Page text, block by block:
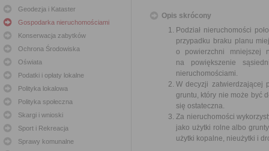
Geodezja i Kataster
Gospodarka nieruchomościami
Konserwacja zabytków
Ochrona Środowiska
Oświata
Podatki i opłaty lokalne
Polityka lokalowa
Polityka społeczna
Skargi i wnioski
Sport i Rekreacja
Sprawy komunalne
Opis skrócony
Podział nieruchomości
przypadku braku planu
o powierzchni mniejszej
na powiększenie
nieruchomościami.
W decyzji zatwierdzającej
gruntu, który nie może być
się ostateczna.
Za nieruchomości
jako użytki rolne albo
użytki kopalne, nieużytki i